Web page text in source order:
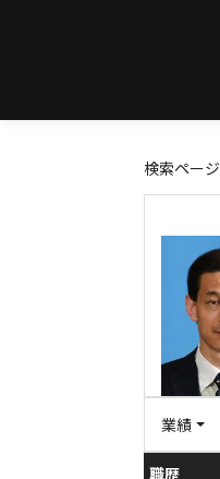
検索ページ
業績
職歴